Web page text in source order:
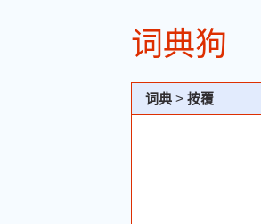
词典狗
词典 > 按覆